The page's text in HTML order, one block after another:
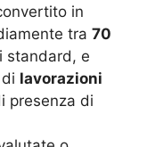
in
tra 70
standard, e
lavorazioni
presenza di